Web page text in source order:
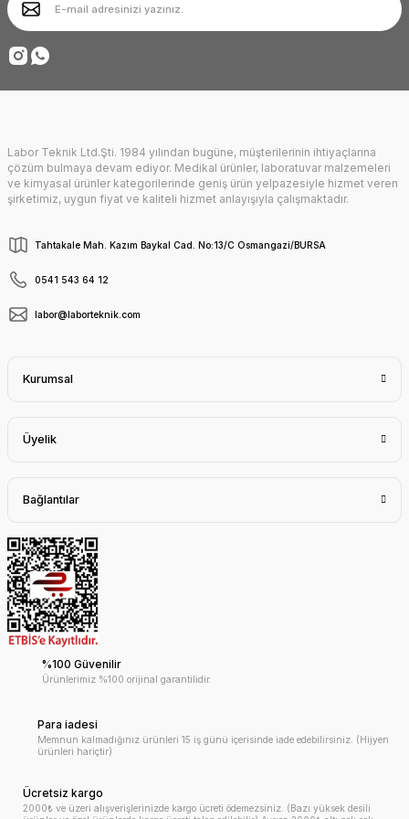
Ürün fiyatı diğer sitelerden daha pahalı.
Bu ürüne benzer farklı alternatifler olmalı.
Gönder
Deneyimini Paylaş
Labor Teknik Ltd.Şti. 1984 yılından bugüne, müşterilerinin ihtiyaçlarına
çözüm bulmaya devam ediyor. Medikal ürünler, laboratuvar malzemeleri
ve kimyasal ürünler kategorilerinde geniş ürün yelpazesiyle hizmet veren
şirketimiz, uygun fiyat ve kaliteli hizmet anlayışıyla çalışmaktadır.
Tahtakale Mah. Kazım Baykal Cad. No:13/C Osmangazi/BURSA
0541 543 64 12
labor@laborteknik.com
Kurumsal
Üyelik
Bağlantılar
%100 Güvenilir
Ürünlerimiz %100 orijinal garantilidir.
Para iadesi
Memnun kalmadığınız ürünleri 15 iş günü içerisinde iade edebilirsiniz. (Hijyen
ürünleri hariçtir)
Ücretsiz kargo
2000₺ ve üzeri alışverişlerinizde kargo ücreti ödemezsiniz. (Bazı yüksek desili